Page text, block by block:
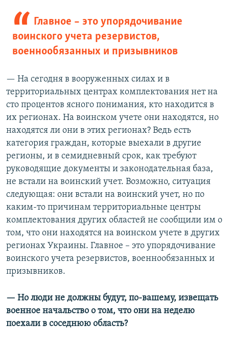
Главное – это упорядочивание
воинского учета резервистов,
военнообязанных и призывников
— На сегодня в вооруженных силах и в
территориальных центрах комплектования нет на
сто процентов ясного понимания, кто находится в
их регионах. На воинском учете они находятся, но
находятся ли они в этих регионах? Ведь есть
категория граждан, которые выехали в другие
регионы, и в семидневный срок, как требуют
руководящие документы и законодательная база,
не встали на воинский учет. Возможно, ситуация
следующая: они встали на воинский учет, но по
каким-то причинам территориальные центры
комплектования других областей не сообщили им о
том, что они находятся на воинском учете в других
регионах Украины. Главное – это упорядочивание
воинского учета резервистов, военнообязанных и
призывников.
— Но люди не должны будут, по-вашему, извещать
военное начальство о том, что они на неделю
поехали в соседнюю область?